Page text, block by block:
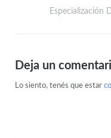
Especialización
Deja un
Lo siento, tenés que estar